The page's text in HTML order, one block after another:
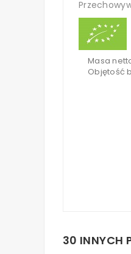
Masa
Objętość
30 INNYCH